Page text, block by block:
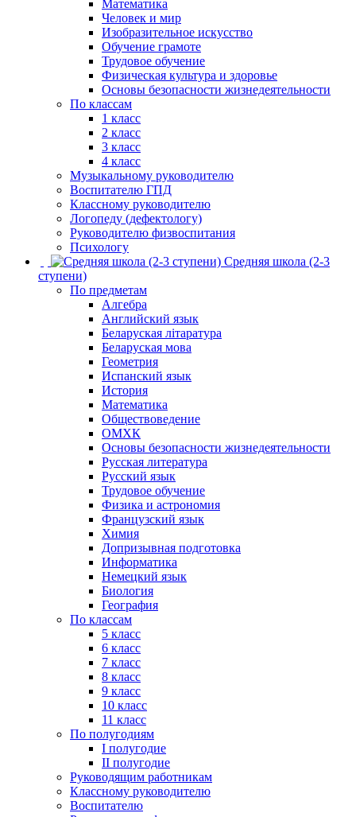
Математика
Человек и мир
Изобразительное искусство
Обучение грамоте
Трудовое обучение
Физическая культура и здоровье
Основы безопасности жизнедеятельности
По классам
1 класс
2 класс
3 класс
4 класс
Музыкальному руководителю
Воспитателю ГПД
Классному руководителю
Логопеду (дефектологу)
Руководителю физвоспитания
Психологу
Средняя школа (2-3
ступени)
По предметам
Алгебра
Английский язык
Беларуская літаратура
Беларуская мова
Геометрия
Испанский язык
История
Математика
Обществоведение
ОМХК
Основы безопасности жизнедеятельности
Русская литература
Русский язык
Трудовое обучение
Физика и астрономия
Французский язык
Химия
Допризывная подготовка
Информатика
Немецкий язык
Биология
География
По классам
5 класс
6 класс
7 класс
8 класс
9 класс
10 класс
11 класс
По полугодиям
I полугодие
II полугодие
Руководящим работникам
Классному руководителю
Воспитателю